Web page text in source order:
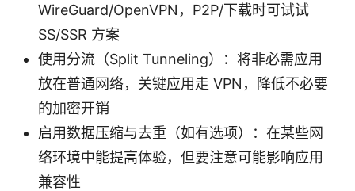
WireGuard/OpenVPN，P2P/下载时可试试
SS/SSR 方案
使用分流（Split Tunneling）：将非必需应用
放在普通网络，关键应用走 VPN，降低不必要
的加密开销
启用数据压缩与去重（如有选项）：在某些网
络环境中能提高体验，但要注意可能影响应用
兼容性